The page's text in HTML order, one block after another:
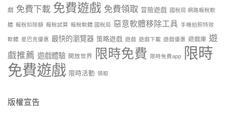
戲 免費下載 免費遊戲 免費領取 冒險遊戲 國稅局 網路報稅軟
體 報稅扣除額 報稅試算 報稅軟體 國稅局 惡意軟體移除工具 手機拍照特效
軟體 星巴克優惠 最快的瀏覽器 策略遊戲 遊戲 遊戲下載 遊戲優惠 遊戲庫 遊
戲推薦 遊戲體驗 開放世界 限時免費 限時免費app
限時
免費遊戲 限時活動 領取
版權宣告